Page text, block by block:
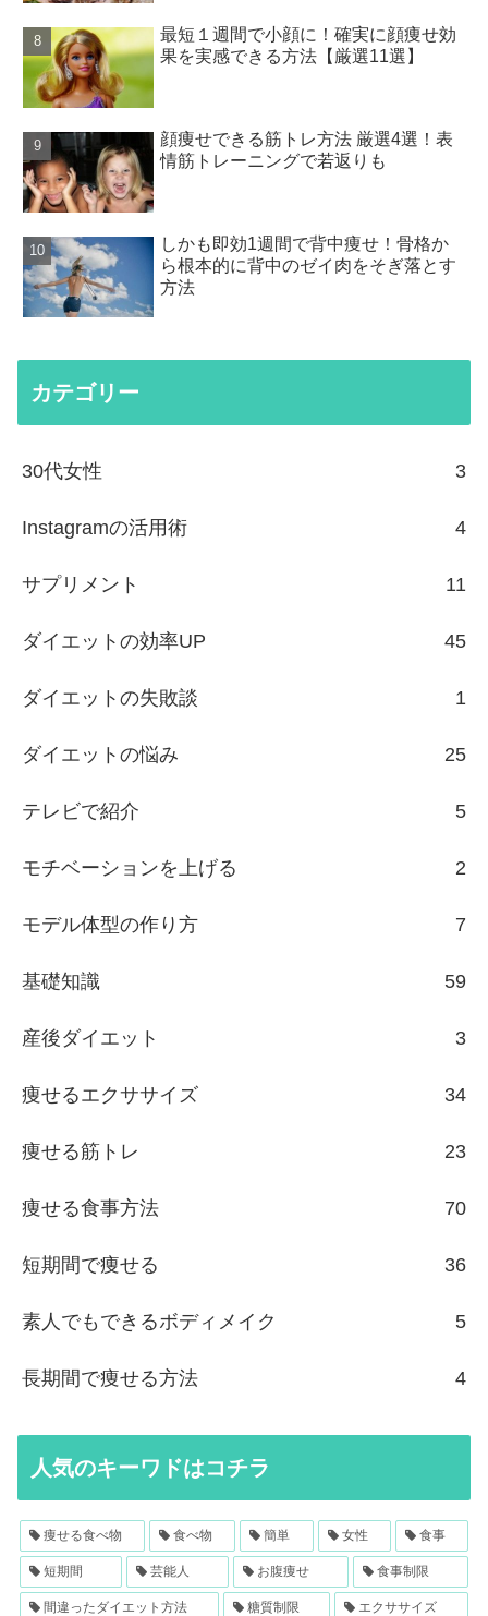
最短１週間で小顔に！確実に顔痩せ効
果を実感できる方法【厳選11選】
顔痩せできる筋トレ方法 厳選4選！表
情筋トレーニングで若返りも
しかも即効1週間で背中痩せ！骨格か
ら根本的に背中のゼイ肉をそぎ落とす
方法
カテゴリー
30代女性 3
Instagramの活用術 4
サプリメント 11
ダイエットの効率UP 45
ダイエットの失敗談 1
ダイエットの悩み 25
テレビで紹介 5
モチベーションを上げる 2
モデル体型の作り方 7
基礎知識 59
産後ダイエット 3
痩せるエクササイズ 34
痩せる筋トレ 23
痩せる食事方法 70
短期間で痩せる 36
素人でもできるボディメイク 5
長期間で痩せる方法 4
人気のキーワドはコチラ
痩せる食べ物 食べ物 簡単 女性 食事
短期間 芸能人 お腹痩せ 食事制限
間違ったダイエット方法 糖質制限 エクササイズ